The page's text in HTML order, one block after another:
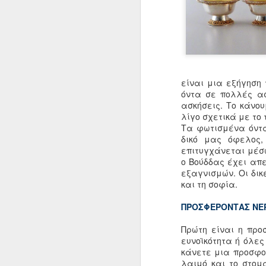
είναι μια
όντα σε πολλές
ασκήσεις. Το
λίγο σχετικά με το
Τα φωτισμένα
δικό μας
επιτυγχάνεται
ο Βούδδας έχει
εξαγνισμών. Οι
και τη σοφία.
ΠΡΟΣΦΕΡΟΝΤΑΣ
Πρώτη είναι η
ευνοϊκότητα ή
κάνετε μια
λαιμό και το
ΧΑΡΑΚΤΗΡΙΣΤΙΚΟ ΓΝΩΡΙΣΜΑ ΤΟΥ
Για να κατανοήσετε την οπτική της
Μαχαμούντρα πάνω στο νου,
αρχίσετε να εξοικειώνεστε με
το πλαίσιο, διδάσκονται στη
φιλοσοφία ως οι τρεις πτυχές του